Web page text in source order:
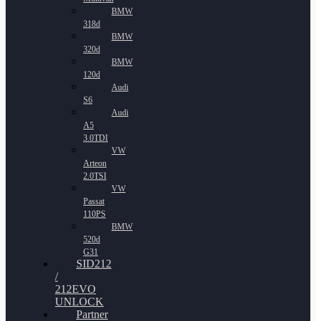
BMW
318d
BMW
320d
BMW
120d
Audi
S6
Audi
A5
3.0TDI
VW
Arteon
2.0TSI
VW
Passat
110PS
BMW
520d
G31
SID212
/
212EVO
UNLOCK
Partner